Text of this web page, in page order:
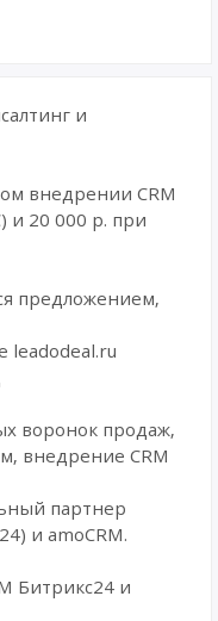
и
внедрении CRM
и 20 000 р. при
предложением,
leadodeal.ru
воронок продаж,
внедрение CRM
партнер
и amoCRM.
Битрикс24 и